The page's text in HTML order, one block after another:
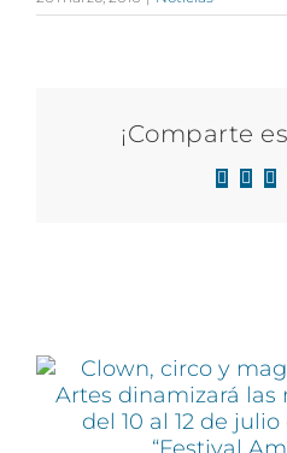
¡Comparte
Facebook
X